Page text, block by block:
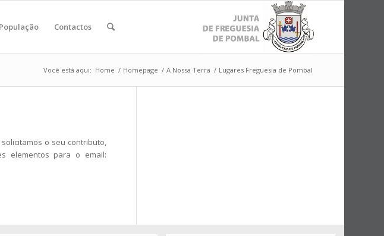
Contactos
Você está aqui: Home / Homepage / A Nossa Terra / Lugares Freguesia de Pombal
o seu contributo,
elementos para o email: